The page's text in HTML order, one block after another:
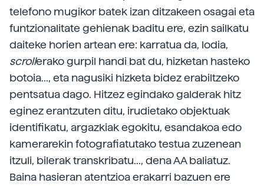
telefono mugikor batek izan ditzakeen osagai eta
funtzionalitate gehienak baditu ere, ezin sailkatu
daiteke horien artean ere: karratua da, lodia,
scrollerako gurpil handi bat du, hizketan hasteko
botoia..., eta nagusiki hizketa bidez erabiltzeko
pentsatua dago. Hitzez egindako galderak hitz
eginez erantzuten ditu, irudietako objektuak
identifikatu, argazkiak egokitu, esandakoa edo
kamerarekin fotografiatutako testua zuzenean
itzuli, bilerak transkribatu..., dena AA baliatuz.
Baina hasieran atentzioa erakarri bazuen ere